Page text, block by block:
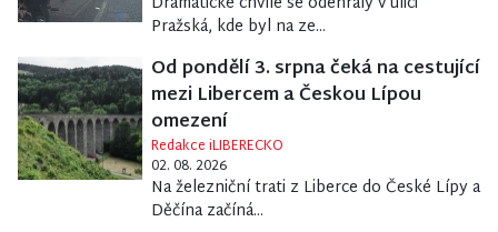
Pražská, kde byl na ze...
Od pondělí 3. srpna čeká na cestující
mezi Libercem a Českou Lípou
omezení
Redakce iLIBERECKO
02. 08. 2026
Na železniční trati z Liberce do České Lípy a
Děčína začíná...